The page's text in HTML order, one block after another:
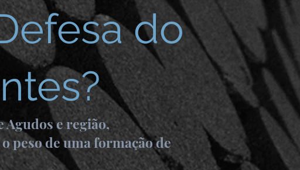
do
e região,
peso de uma formação de